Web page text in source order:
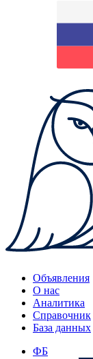
Объявления
О нас
Аналитика
Справочник
База данных
ФБ